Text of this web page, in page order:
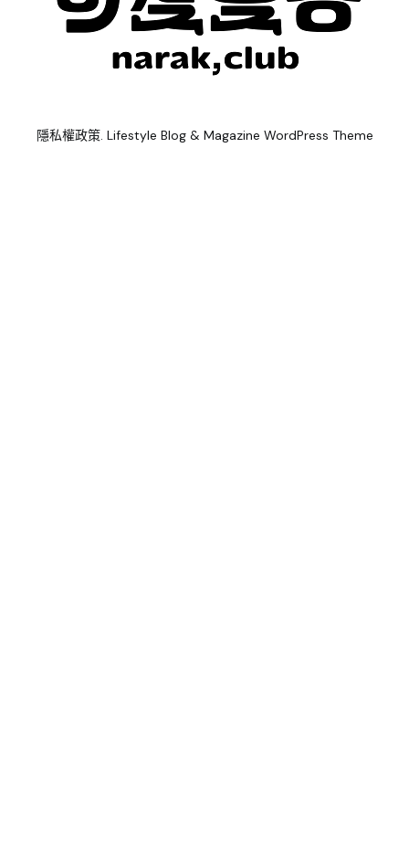
隱私權政策. Lifestyle Blog & Magazine WordPress Theme